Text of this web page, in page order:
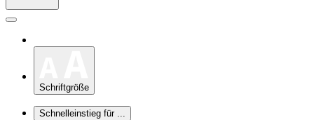
Schriftgröße
Schnelleinstieg für ...